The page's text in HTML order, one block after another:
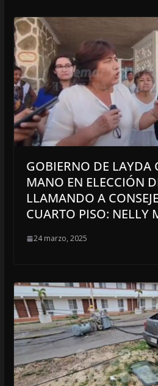
GOBIERNO DE LAYDA
MANO EN ELECCIÓN
LLAMANDO A
CUARTO PISO: NELLY
24 marzo, 2025